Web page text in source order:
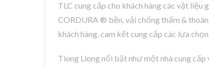
TLC cung cấp cho khách hàng các vật
CORDURA ® bền, vải chống thấm &
khách hàng, cam kết cung cấp các lựa
Tiong Liong nổi bật như một nhà cung